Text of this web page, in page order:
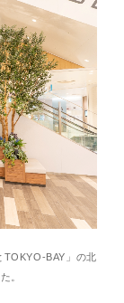
BAY」の北
。